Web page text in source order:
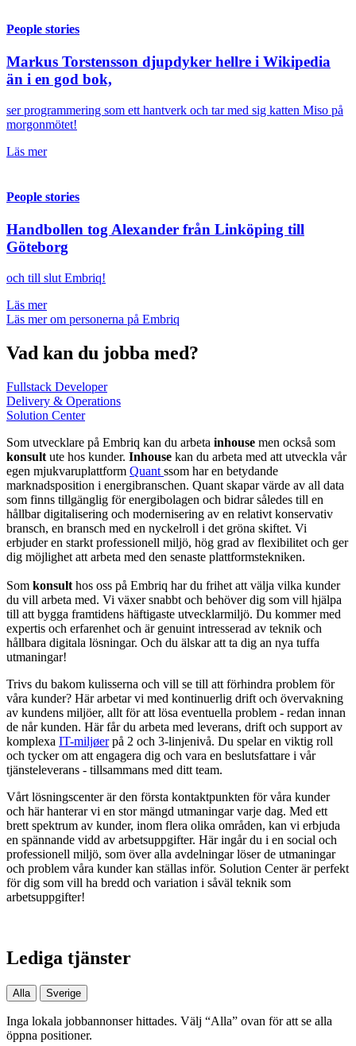
People stories
Markus Torstensson djupdyker hellre i Wikipedia
än i en god bok,
ser programmering som ett hantverk och tar med sig katten Miso på
morgonmötet!
Läs mer
People stories
Handbollen tog Alexander från Linköping till
Göteborg
och till slut Embriq!
Läs mer
Läs mer om personerna på Embriq
Vad kan du jobba med?
Fullstack Developer
Delivery & Operations
Solution Center
Som utvecklare på Embriq kan du arbeta inhouse men också som
konsult ute hos kunder. Inhouse kan du arbeta med att utveckla vår
egen mjukvaruplattform Quant ssom har en betydande
marknadsposition i energibranschen. Quant skapar värde av all data
som finns tillgänglig för energibolagen och bidrar således till en
hållbar digitalisering och modernisering av en relativt konservativ
bransch, en bransch med en nyckelroll i det gröna skiftet. Vi
erbjuder en starkt professionell miljö, hög grad av flexibilitet och ger
dig möjlighet att arbeta med den senaste plattformstekniken.
Som konsult hos oss på Embriq har du frihet att välja vilka kunder
du vill arbeta med. Vi växer snabbt och behöver dig som vill hjälpa
till att bygga framtidens häftigaste utvecklarmiljö. Du kommer med
expertis och erfarenhet och är genuint intresserad av teknik och
hållbara digitala lösningar. Och du älskar att ta dig an nya tuffa
utmaningar!
Trivs du bakom kulisserna och vill se till att förhindra problem för
våra kunder? Här arbetar vi med kontinuerlig drift och övervakning
av kundens miljöer, allt för att lösa eventuella problem - redan innan
de når kunden. Här får du arbeta med leverans, drift och support av
komplexa IT-miljøerpå 2 och 3-linjenivå. Du spelar en viktig roll
och tycker om att engagera dig och vara en beslutsfattare i vår
tjänsteleverans - tillsammans med ditt team.
Vårt lösningscenter är den första kontaktpunkten för våra kunder
och här hanterar vi en stor mängd utmaningar varje dag. Med ett
brett spektrum av kunder, inom flera olika områden, kan vi erbjuda
en spännande vidd av arbetsuppgifter. Här ingår du i en social och
professionell miljö, som över alla avdelningar löser de utmaningar
och problem våra kunder kan ställas inför. Solution Center är perfekt
för dig som vill ha bredd och variation i såväl teknik som
arbetsuppgifter!
Lediga tjänster
Alla Sverige
Inga lokala jobbannonser hittades. Välj “Alla” ovan för att se alla
öppna positioner.